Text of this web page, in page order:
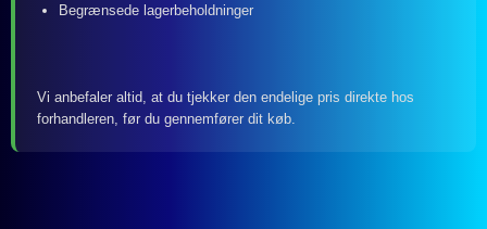
Begrænsede lagerbeholdninger
Vi anbefaler altid, at du tjekker den endelige pris direkte hos
forhandleren, før du gennemfører dit køb.